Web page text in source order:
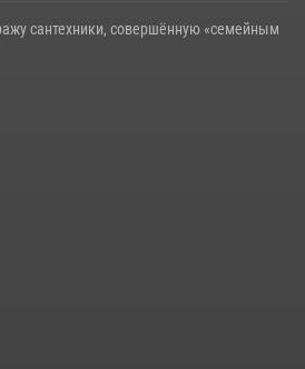
сантехники, совершённую «семейным